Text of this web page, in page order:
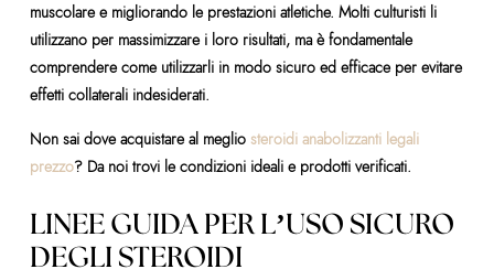
muscolare e migliorando le prestazioni atletiche. Molti culturisti li
utilizzano per massimizzare i loro risultati, ma è fondamentale
comprendere come utilizzarli in modo sicuro ed efficace per evitare
effetti collaterali indesiderati.
Non sai dove acquistare al meglio steroidi anabolizzanti legali
prezzo? Da noi trovi le condizioni ideali e prodotti verificati.
LINEE GUIDA PER L’USO SICURO
DEGLI STEROIDI